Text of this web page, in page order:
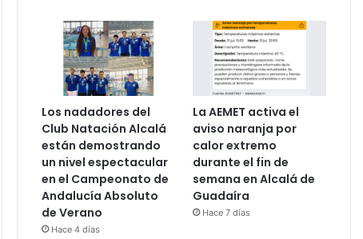
Los nadadores del
Club Natación Alcalá
están demostrando
un nivel espectacular
en el Campeonato de
Andalucía Absoluto
de Verano
Hace 4 días
La AEMET activa el
aviso naranja por
calor extremo
durante el fin de
semana en Alcalá de
Guadaíra
Hace 7 días